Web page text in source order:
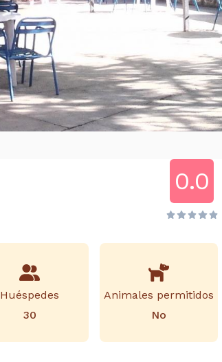
0.0
Huéspedes
30
Animales permitidos
No